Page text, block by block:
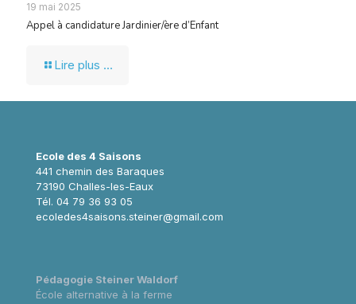
19 mai 2025
Appel à candidature Jardinier/ère d’Enfant
Lire plus ...
Ecole des 4 Saisons
441 chemin des Baraques
73190 Challes-les-Eaux
Tél. 04 79 36 93 05
ecoledes4saisons.steiner@gmail.com
Pédagogie Steiner Waldorf
École alternative à la ferme